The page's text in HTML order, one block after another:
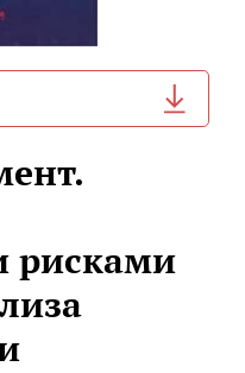
рисками